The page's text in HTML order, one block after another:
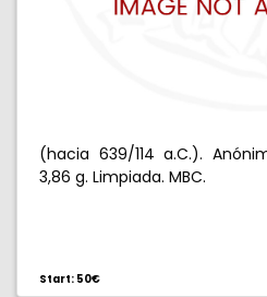
(hacia 639/114 a.C.).
3,86 g. Limpiada. MBC.
Start: 50€